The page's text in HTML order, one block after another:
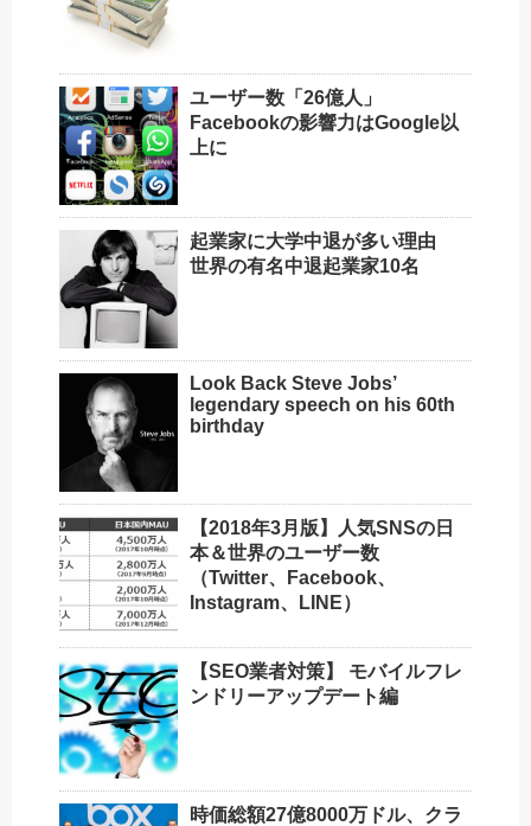
ユーザー数「26億人」
Facebookの影響力はGoogle以
上に
起業家に大学中退が多い理由
世界の有名中退起業家10名
Look Back Steve Jobs’
legendary speech on his 60th
birthday
【2018年3月版】人気SNSの日
本＆世界のユーザー数
（Twitter、Facebook、
Instagram、LINE）
【SEO業者対策】 モバイルフレ
ンドリーアップデート編
時価総額27億8000万ドル、クラ